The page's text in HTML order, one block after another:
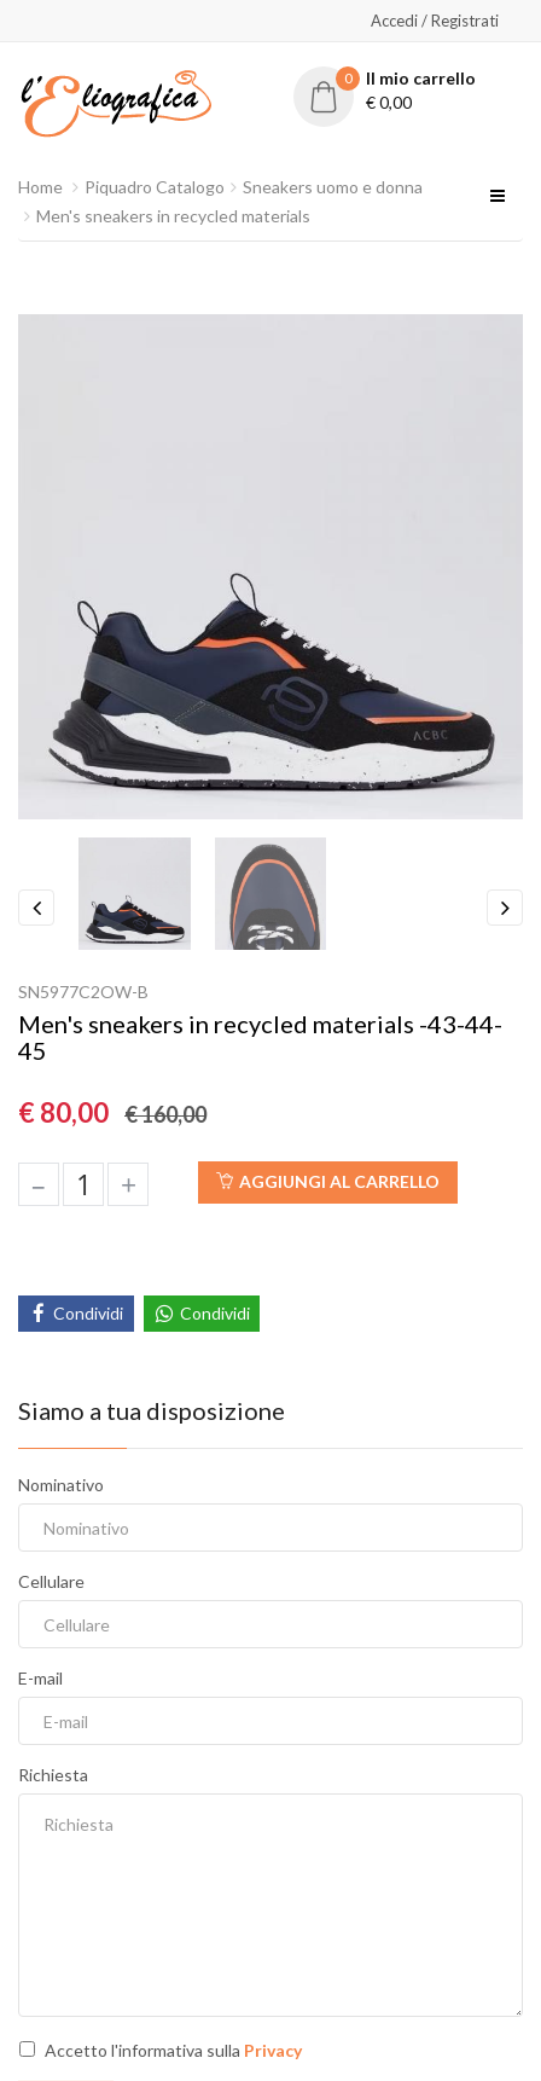
Accedi / Registrati
0
Il mio carrello
€0,00
Home Piquadro Catalogo
Sneakers uomo e donna
Men's sneakers in recycled materials
Previous
SN5977C2OW-B
Men's sneakers in recycled materials -43-44-
45
€ 80,00 € 160,00
– + AGGIUNGI AL CARRELLO
Condividi Condividi
Siamo a tua disposizione
Nominativo
Cellulare
E-mail
Richiesta
Accetto l'informativa sulla Privacy